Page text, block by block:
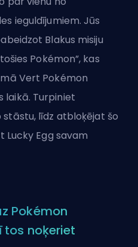
ieguldījumiem. Jūs
Blakus misiju
Pokémon”, kas
Vert Pokémon
laikā. Turpiniet
līdz atbloķējat šo
Lucky Egg savam
Pokémon
tos noķeriet